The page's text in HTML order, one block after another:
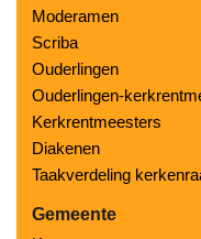
Moderamen
Scriba
Ouderlingen
Ouderlingen-
Kerkrentmeesters
Diakenen
Taakverdeling
Gemeente